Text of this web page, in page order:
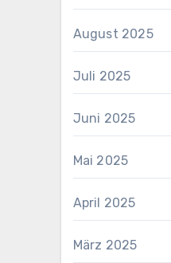
August 2025
Juli 2025
Juni 2025
Mai 2025
April 2025
März 2025